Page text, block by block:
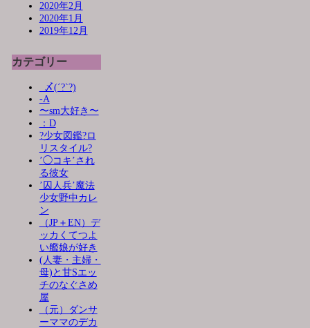
2020年2月
2020年1月
2019年12月
カテゴリー
_〆(´?`?)
-A
〜sm大好き〜
：D
?少女図鑑?ロ
リスタイル?
’◯コキ’され
る彼女
’囚人兵’魔法
少女野中カレ
ン
（JP＋EN）デ
ッカくてつよ
い艦娘が好き
(人妻・主婦・
母)と甘Sエッ
チのなぐさめ
屋
（元）ダンサ
ーママのデカ